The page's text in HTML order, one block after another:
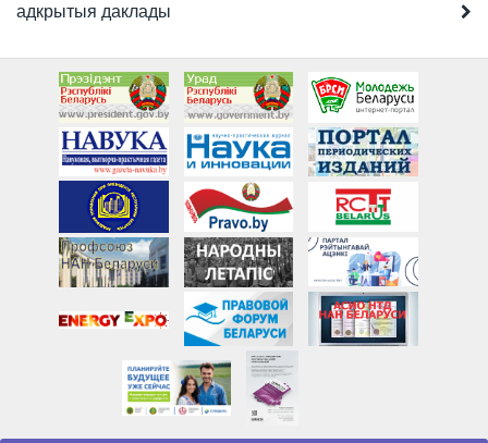
адкрытыя даклады